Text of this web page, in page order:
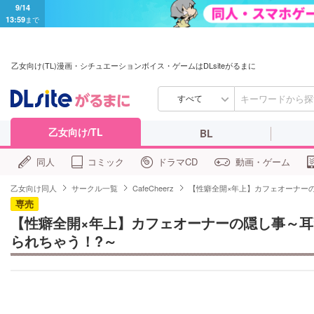
9/14
13:59まで
乙女向け(TL)漫画・シチュエーションボイス・ゲームはDLsiteがるまに
すべて
乙女向け/TL BL
同人 コミック ドラマCD 動画・ゲーム
乙女向け同人 サークル一覧 CafeCheerz 【性癖全開×年上】カフェオーナ
専売
【性癖全開×年上】カフェオーナーの隠し事～
られちゃう！?～